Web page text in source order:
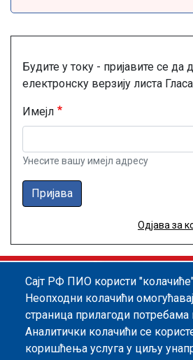
Будите у току - пријавите се да
електронску верзију листа
Имејл
Унесите вашу имејл адресу
Пријава
Одјава за
Footer menu
Информатор
Заштита података о личности
Информације од јавног значаја
Сајт РФ ПИО користи
Неопходни колачићи
страница прилагоди потребама
Аналитички колачићи се
коришћења услуга у циљу